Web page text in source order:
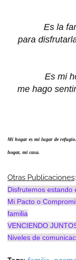
Es la
para
Es mi
me hago
Mi hogar es mi lugar de
hogar, mi casa.
Otras Publicaciones:
Disfrutemos estando
Mi Pacto o
familia
VENCIENDO
Niveles de